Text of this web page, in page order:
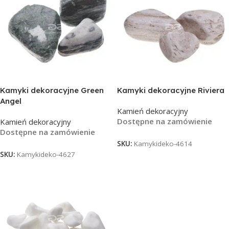
Kamyki dekoracyjne Green
Angel
Kamień dekoracyjny
Dostępne na zamówienie
SKU: Kamykideko-4627
Kamyki dekoracyjne Riviera
Kamień dekoracyjny
Dostępne na zamówienie
SKU: Kamykideko-4614